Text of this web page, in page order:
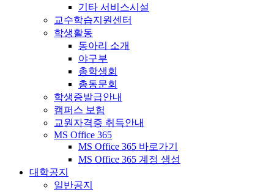
기타 서비스시설
교수학습지원센터
학생활동
동아리 소개
야구부
총학생회
총동문회
학생증발급안내
캠퍼스 보험
교원자격증 취득안내
MS Office 365
MS Office 365 바로가기
MS Office 365 계정 생성
대학공지
일반공지